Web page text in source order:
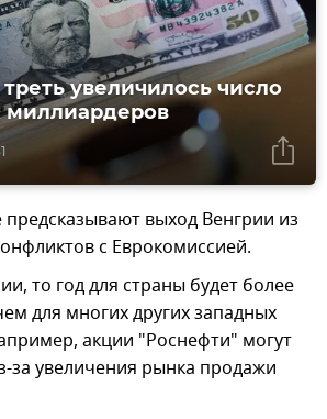
увеличилось число
миллиардеров
предсказывают выход Венгрии из
с Еврокомиссией.
то год для страны будет более
для многих других западных
акции "Роснефти" могут
за увеличения рынка продажи